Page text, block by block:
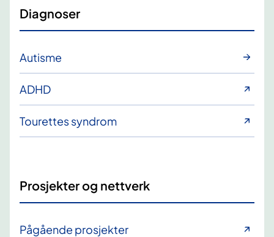
Diagnoser
Autisme
ADHD
Tourettes syndrom
Prosjekter og nettverk
Pågående prosjekter